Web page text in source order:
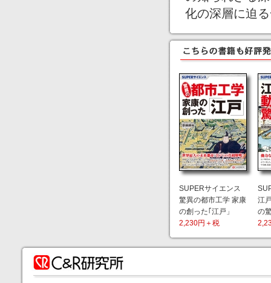
化の深層に迫
SUPERサイエンス
驚異の都市工学 家康
の創った｢江戸」
2,230円＋税
江
の